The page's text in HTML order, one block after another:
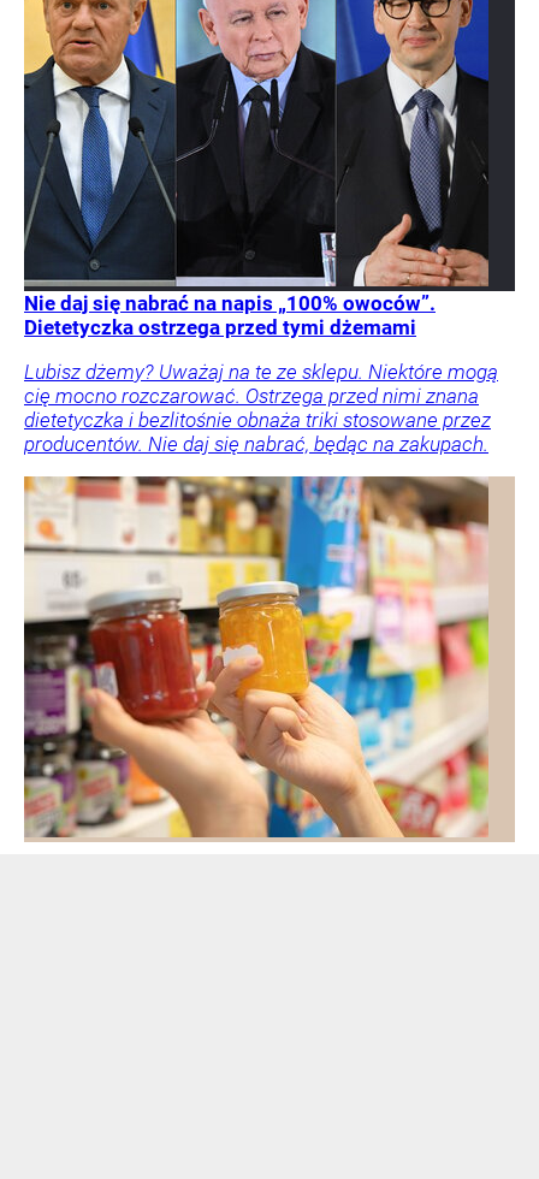
Nie daj się nabrać na napis „100% owoców”.
Dietetyczka ostrzega przed tymi dżemami
Lubisz dżemy? Uważaj na te ze sklepu. Niektóre mogą
cię mocno rozczarować. Ostrzega przed nimi znana
dietetyczka i bezlitośnie obnaża triki stosowane przez
producentów. Nie daj się nabrać, będąc na zakupach.